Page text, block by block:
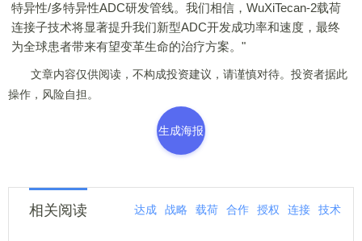
特异性/多特异性ADC研发管线。我们相信，WuXiTecan-2载荷
连接子技术将显著提升我们新型ADC开发成功率和速度，最终
为全球患者带来有望变革生命的治疗方案。"
文章内容仅供阅读，不构成投资建议，请谨慎对待。投资者据此
操作，风险自担。
生成海报
相关阅读 达成 战略 载荷 合作 授权 连接 技术